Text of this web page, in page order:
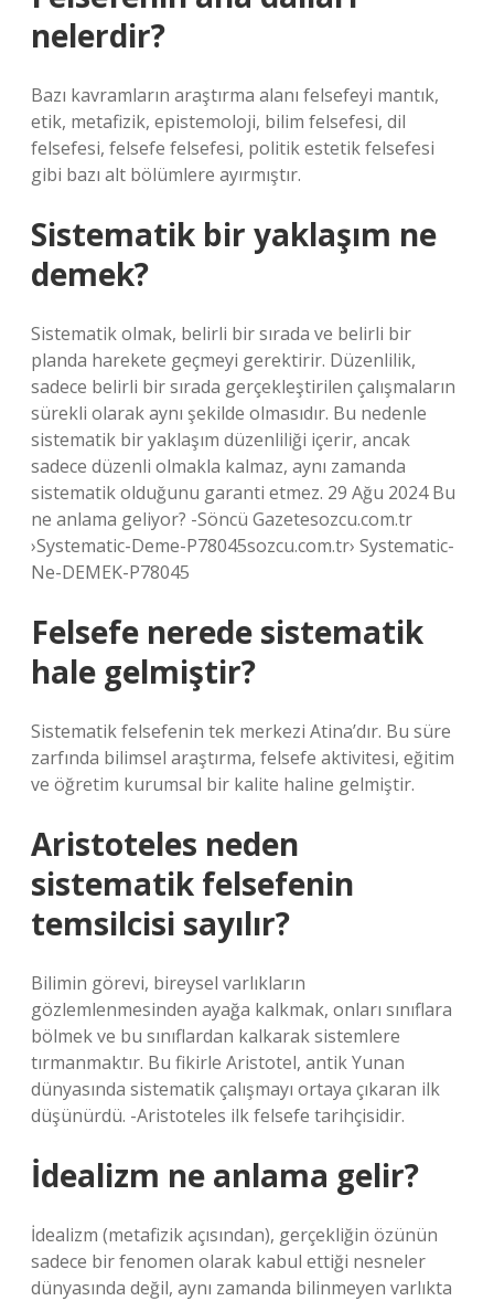
nelerdir?
Bazı kavramların araştırma alanı felsefeyi mantık,
etik, metafizik, epistemoloji, bilim felsefesi, dil
felsefesi, felsefe felsefesi, politik estetik felsefesi
gibi bazı alt bölümlere ayırmıştır.
Sistematik bir yaklaşım ne
demek?
Sistematik olmak, belirli bir sırada ve belirli bir
planda harekete geçmeyi gerektirir. Düzenlilik,
sadece belirli bir sırada gerçekleştirilen çalışmaların
sürekli olarak aynı şekilde olmasıdır. Bu nedenle
sistematik bir yaklaşım düzenliliği içerir, ancak
sadece düzenli olmakla kalmaz, aynı zamanda
sistematik olduğunu garanti etmez. 29 Ağu 2024 Bu
ne anlama geliyor? -Söncü Gazetesozcu.com.tr
›Systematic-Deme-P78045sozcu.com.tr› Systematic-
Ne-DEMEK-P78045
Felsefe nerede sistematik
hale gelmiştir?
Sistematik felsefenin tek merkezi Atina’dır. Bu süre
zarfında bilimsel araştırma, felsefe aktivitesi, eğitim
ve öğretim kurumsal bir kalite haline gelmiştir.
Aristoteles neden
sistematik felsefenin
temsilcisi sayılır?
Bilimin görevi, bireysel varlıkların
gözlemlenmesinden ayağa kalkmak, onları sınıflara
bölmek ve bu sınıflardan kalkarak sistemlere
tırmanmaktır. Bu fikirle Aristotel, antik Yunan
dünyasında sistematik çalışmayı ortaya çıkaran ilk
düşünürdü. -Aristoteles ilk felsefe tarihçisidir.
İdealizm ne anlama gelir?
İdealizm (metafizik açısından), gerçekliğin özünün
sadece bir fenomen olarak kabul ettiği nesneler
dünyasında değil, aynı zamanda bilinmeyen varlıkta